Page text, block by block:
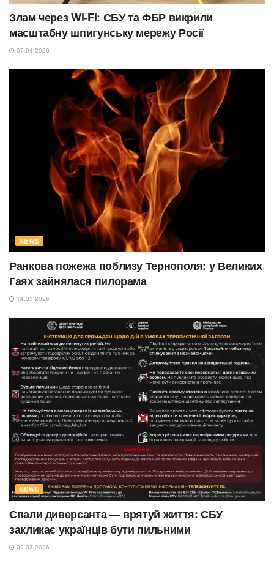
Злам через Wi-Fi: СБУ та ФБР викрили
масштабну шпигунську мережу Росії
07.04.2026
NEWS
Ранкова пожежа поблизу Тернополя: у Великих
Гаях зайнялася пилорама
14.03.2026
NEWS
Спали диверсанта — врятуй життя: СБУ
закликає українців бути пильними
02.03.2026